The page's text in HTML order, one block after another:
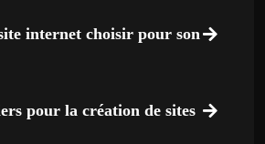
internet choisir pour son
pour la création de sites